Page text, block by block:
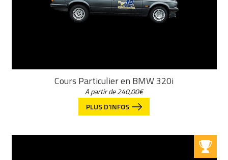
Cours Particulier en BMW 320i
A partir de240,00€
PLUS D'INFOS